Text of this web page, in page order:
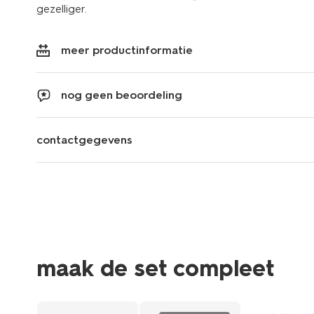
gezelliger.
meer productinformatie
nog geen beoordeling
contactgegevens
maak de set compleet